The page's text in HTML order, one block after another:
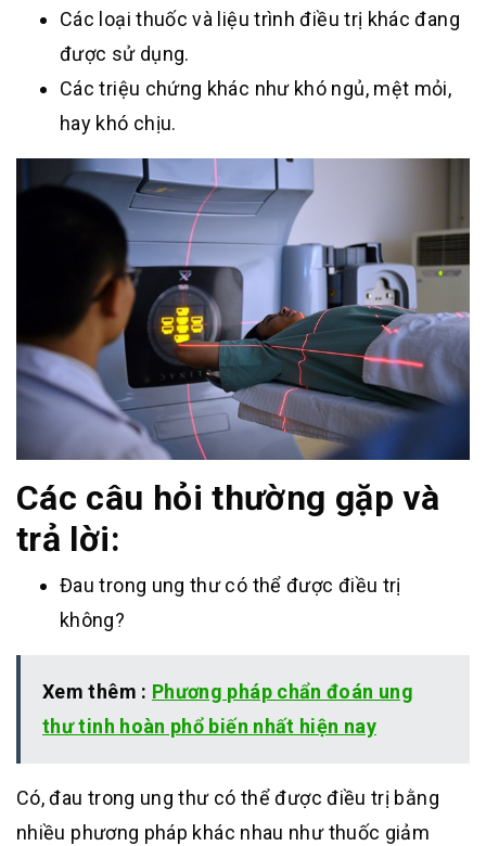
Các loại thuốc và liệu trình điều trị khác đang
được sử dụng.
Các triệu chứng khác như khó ngủ, mệt mỏi,
hay khó chịu.
Các câu hỏi thường gặp và
trả lời:
Đau trong ung thư có thể được điều trị
không?
Xem thêm : Phương pháp chẩn đoán ung
thư tinh hoàn phổ biến nhất hiện nay
Có, đau trong ung thư có thể được điều trị bằng
nhiều phương pháp khác nhau như thuốc giảm